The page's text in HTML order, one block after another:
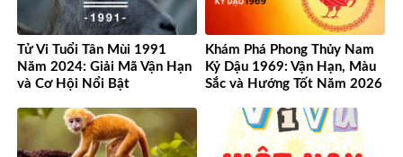
Tử Vi Tuổi Tân Mùi 1991
Năm 2024: Giải Mã Vận Hạn
và Cơ Hội Nổi Bật
Khám Phá Phong Thủy Nam
Kỷ Dậu 1969: Vận Hạn, Màu
Sắc và Hướng Tốt Năm 2026